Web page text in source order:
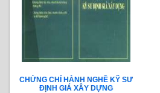
CHỨNG CHỈ HÀNH NGHỀ KỸ SƯ
ĐỊNH GIÁ XÂY DỰNG